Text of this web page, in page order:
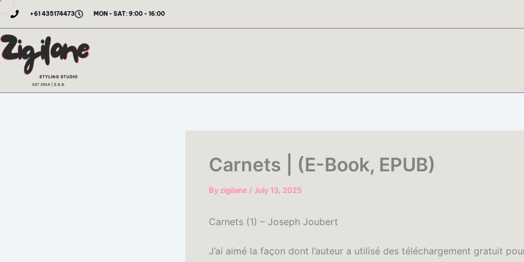
Skip
content
+61 435174473 MON - SAT: 9:00 - 16:00
Carnets | (E-Book, EPUB)
By zigilane /July 13, 2025
Carnets (1) – Joseph Joubert
J’ai aimé la façon dont l’auteur a utilisé des téléchargement gratuit